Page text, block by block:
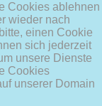
Cookies ablehnen
wieder nach
einen Cookie
sich jederzeit
unsere Dienste
Cookies
unserer Domain